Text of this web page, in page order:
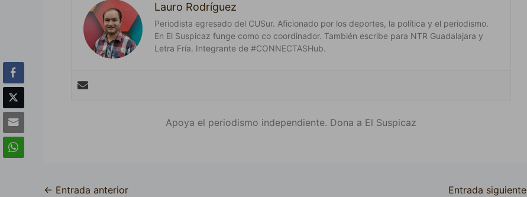
Lauro Rodríguez
Periodista egresado del CUSur. Aficionado por los deportes, la política y el periodismo.
En El Suspicaz funge como co coordinador. También escribe para NTR Guadalajara y
Letra Fría. Integrante de #CONNECTASHub.
Apoya el periodismo independiente. Dona a El Suspicaz
← Entrada anterior Entrada siguiente